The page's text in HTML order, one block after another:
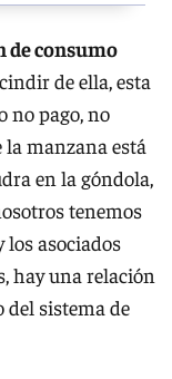
de consumo
de ella, esta
no pago, no
manzana está
en la góndola,
tenemos
los asociados
hay una relación
del sistema de